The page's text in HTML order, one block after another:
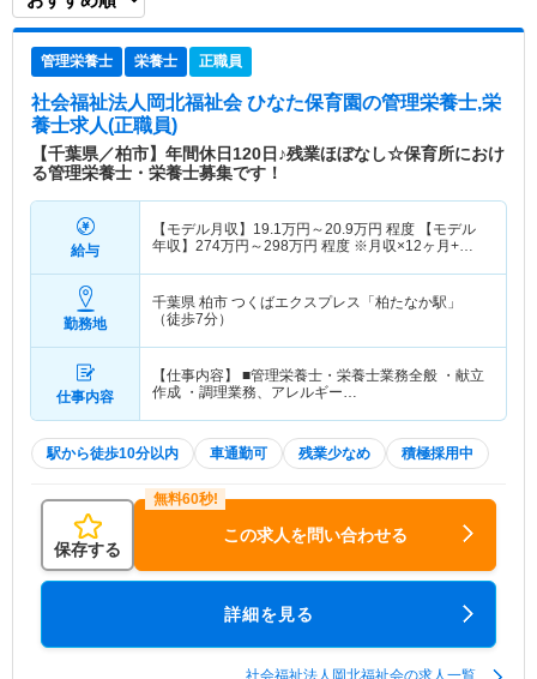
管理栄養士 栄養士 正職員
社会福祉法人岡北福祉会 ひなた保育園の管理栄養士,栄
養士求人(正職員)
【千葉県／柏市】年間休日120日♪残業ほぼなし☆保育所におけ
る管理栄養士・栄養士募集です！
給与
【モデル月収】 19.1万円～20.9万円 程度 【モデル
年収】 274万円～298万円 程度 ※月収×12ヶ月+賞
勤務地
千葉県 柏市 つくばエクスプレス「柏たなか駅」
（徒歩7分）
仕事内容
【仕事内容】 ■管理栄養士・栄養士業務全般 ・献立
作成 ・調理業務、アレルギー…
駅から徒歩10分以内 車通勤可 残業少なめ 積極採用中
保存する
この求人を問い合わせる
詳細を見る